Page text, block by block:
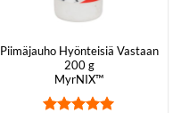
Piimäjauho Hyönteisiä Vastaan
200 g
MyrNIX™